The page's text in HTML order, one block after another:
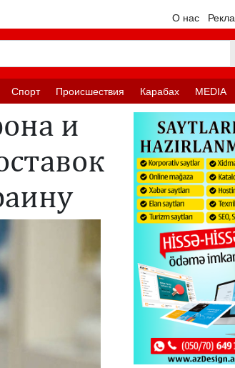
О нас
Спорт Происшествия Карабах MEDIA
и